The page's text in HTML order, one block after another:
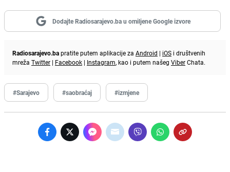
Dodajte Radiosarajevo.ba u omiljene Google izvore
Radiosarajevo.bapratite putem aplikacije za Android | iOS i društvenih
mreža Twitter | Facebook | Instagram, kao i putem našeg ViberChata.
#Sarajevo #saobraćaj #izmjene